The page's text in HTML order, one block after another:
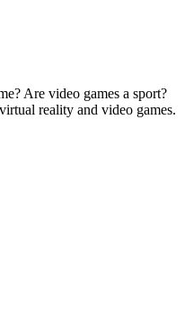
Are video games a sport?
reality and video games.